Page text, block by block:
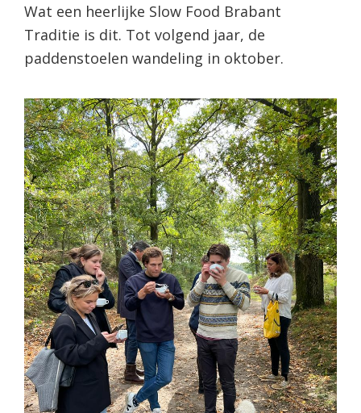
Wat een heerlijke Slow Food Brabant
Traditie is dit. Tot volgend jaar, de
paddenstoelen wandeling in oktober.